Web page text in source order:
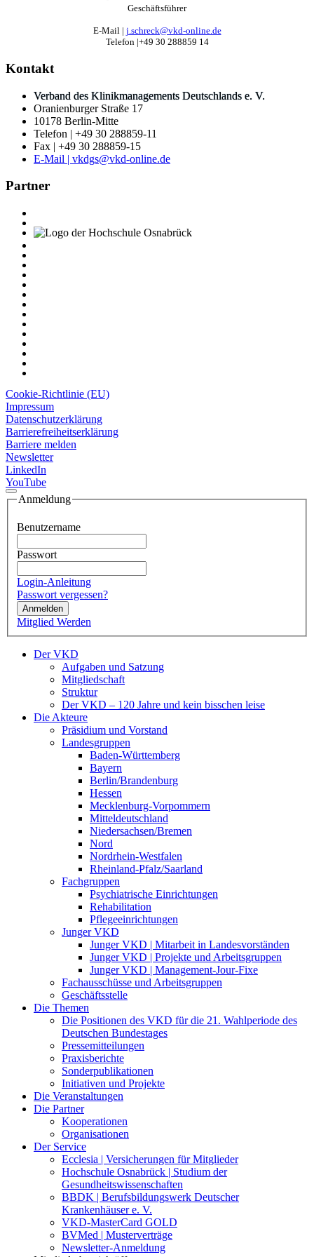
Geschäftsführer
E-Mail | j.schreck@vkd-online.de
Telefon |+49 30 288859 14
Kontakt
Verband des Klinikmanagements Deutschlands e. V.
Oranienburger Straße 17
10178 Berlin-Mitte
Telefon | +49 30 288859-11
Fax | +49 30 288859-15
E-Mail | vkdgs@vkd-online.de
Partner
Cookie-Richtlinie (EU)
Impressum
Datenschutzerklärung
Barrierefreiheitserklärung
Barriere melden
Newsletter
LinkedIn
YouTube
Anmeldung
Benutzername
Passwort
Login-Anleitung
Passwort vergessen?
Anmelden
Mitglied Werden
Der VKD
Aufgaben und Satzung
Mitgliedschaft
Struktur
Der VKD – 120 Jahre und kein bisschen leise
Die Akteure
Präsidium und Vorstand
Landesgruppen
Baden-Württemberg
Bayern
Berlin/Brandenburg
Hessen
Mecklenburg-Vorpommern
Mitteldeutschland
Niedersachsen/Bremen
Nord
Nordrhein-Westfalen
Rheinland-Pfalz/Saarland
Fachgruppen
Psychiatrische Einrichtungen
Rehabilitation
Pflegeeinrichtungen
Junger VKD
Junger VKD | Mitarbeit in Landesvorständen
Junger VKD | Projekte und Arbeitsgruppen
Junger VKD | Management-Jour-Fixe
Fachausschüsse und Arbeitsgruppen
Geschäftsstelle
Die Themen
Die Positionen des VKD für die 21. Wahlperiode des
Deutschen Bundestages
Pressemitteilungen
Praxisberichte
Sonderpublikationen
Initiativen und Projekte
Die Veranstaltungen
Die Partner
Kooperationen
Organisationen
Der Service
Ecclesia | Versicherungen für Mitglieder
Hochschule Osnabrück | Studium der
Gesundheitswissenschaften
BBDK | Berufsbildungswerk Deutscher
Krankenhäuser e. V.
VKD-MasterCard GOLD
BVMed | Musterverträge
Newsletter-Anmeldung